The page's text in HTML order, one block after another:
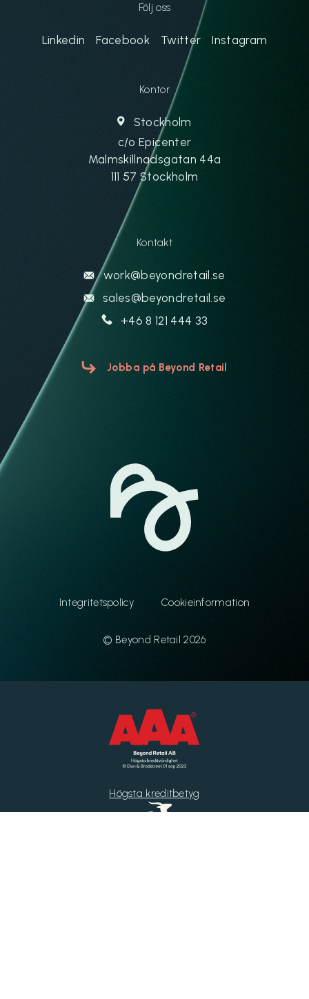
Följ oss
Linkedin Facebook Twitter Instagram
Kontor
Stockholm
c/o Epicenter
Malmskillnadsgatan 44a
111 57 Stockholm
Kontakt
work@beyondretail.se
sales@beyondretail.se
+46 8 121 444 33
Jobba på Beyond Retail
Integritetspolicy Cookieinformation
© Beyond Retail 2026
Högsta kreditbetyg